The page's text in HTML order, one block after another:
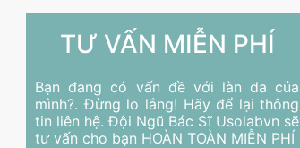
TƯ VẤN MIỄN PHÍ
Bạn đang có vấn đề với làn da của
mình?. Đừng lo lắng! Hãy để lại thông
tin liên hệ. Đội Ngũ Bác Sĩ Usolabvn sẽ
tư vấn cho bạn HOÀN TOÀN MIỄN PHÍ